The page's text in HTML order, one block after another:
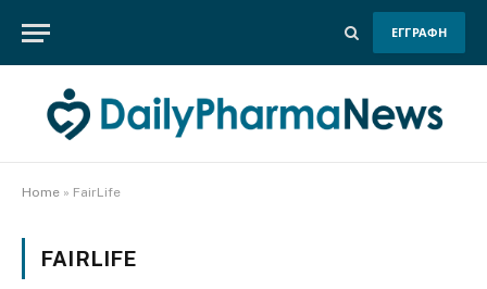
ΕΓΓΡΑΦΗ
Home » FairLife
FAIRLIFE